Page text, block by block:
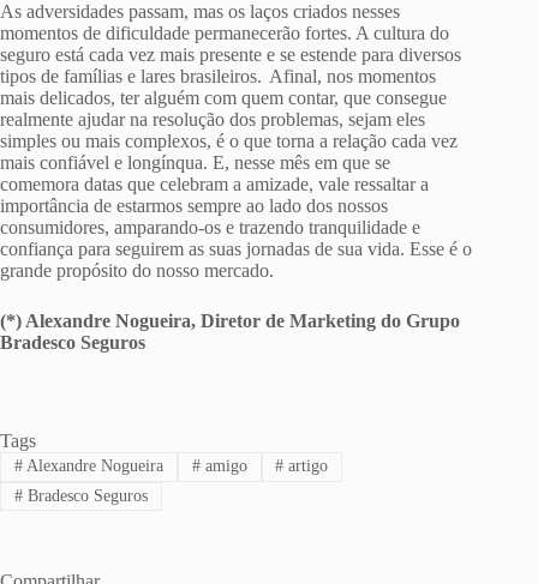
As adversidades passam, mas os laços criados nesses
momentos de dificuldade permanecerão fortes. A cultura do
seguro está cada vez mais presente e se estende para diversos
tipos de famílias e lares brasileiros. Afinal, nos momentos
mais delicados, ter alguém com quem contar, que consegue
realmente ajudar na resolução dos problemas, sejam eles
simples ou mais complexos, é o que torna a relação cada vez
mais confiável e longínqua. E, nesse mês em que se
comemora datas que celebram a amizade, vale ressaltar a
importância de estarmos sempre ao lado dos nossos
consumidores, amparando-os e trazendo tranquilidade e
confiança para seguirem as suas jornadas de sua vida. Esse é o
grande propósito do nosso mercado.
(*) Alexandre Nogueira, Diretor de Marketing do Grupo
Bradesco Seguros
Tags
#Alexandre Nogueira #amigo # artigo
#Bradesco Seguros